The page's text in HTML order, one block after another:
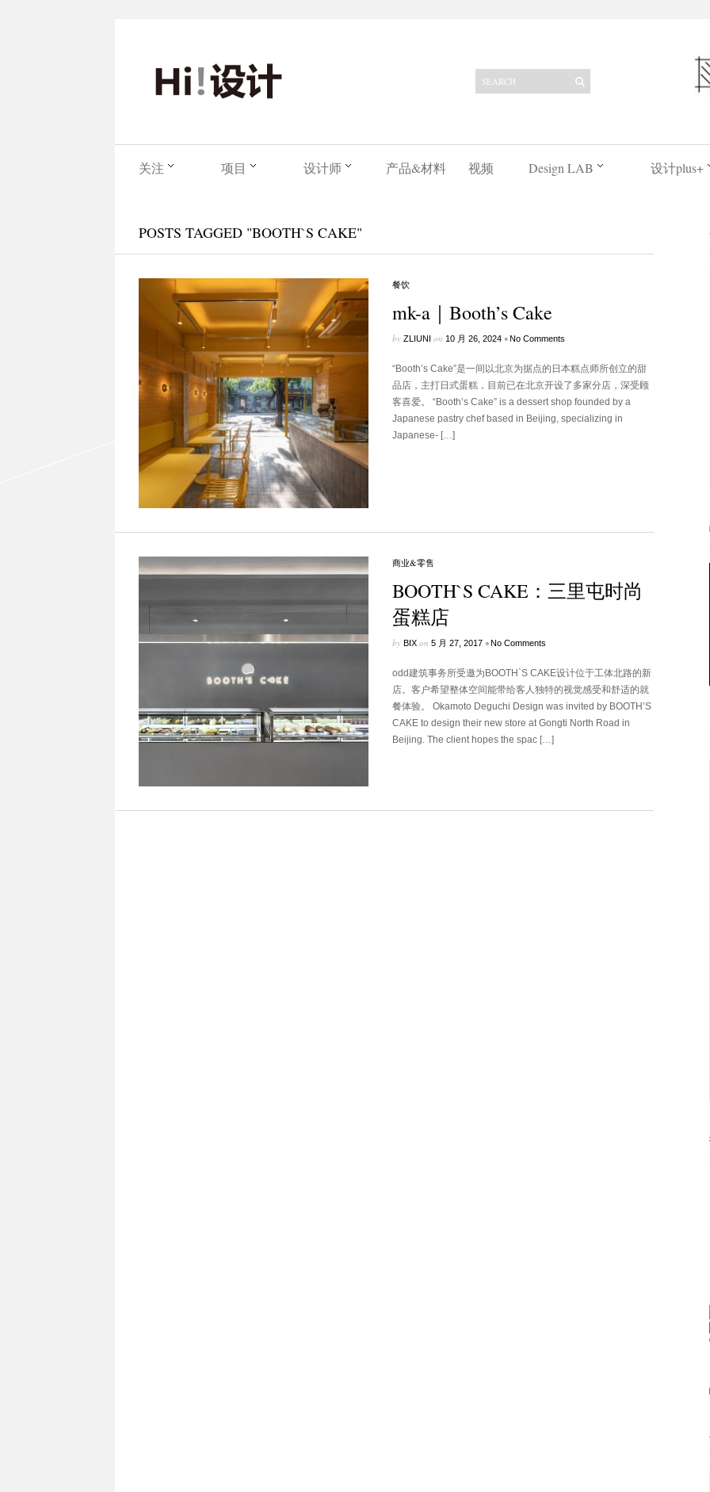
关注 项目 设计师 产品&材料 视频 Design LAB 设计plus+
POSTS TAGGED "BOOTH`S CAKE"
餐饮
mk-a｜Booth’s Cake
by ZLIUNI on 10 月 26, 2024 •No Comments
“Booth’s Cake”是一间以北京为据点的日本糕点师所创立的甜
品店，主打日式蛋糕，目前已在北京开设了多家分店，深受顾
客喜爱。 “Booth’s Cake” is a dessert shop founded by a
Japanese pastry chef based in Beijing, specializing in
Japanese- […]
商业&零售
BOOTH`S CAKE：三里屯时尚
蛋糕店
by BIXon 5 月 27, 2017 •No Comments
odd建筑事务所受邀为BOOTH`S CAKE设计位于工体北路的新
店。客户希望整体空间能带给客人独特的视觉感受和舒适的就
餐体验。 Okamoto Deguchi Design was invited by BOOTH’S
CAKE to design their new store at Gongti North Road in
Beijing. The client hopes the spac […]